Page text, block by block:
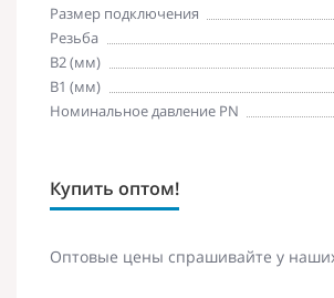
Размер подключения
Резьба
В2 (мм)
В1 (мм)
Номинальное давление PN
Купить оптом!
Оптовые цены спрашивайте у